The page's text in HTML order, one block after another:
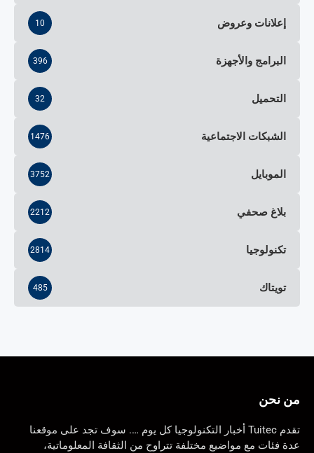
إعلانات وعروض 10
البرامج والأجهزة 396
التحميل 32
الشبكات الاجتماعية 1476
الموبايل 3752
بلاغ صحفي 2212
تكنولوجيا 2814
تويتاك 485
من نحن
تقدم Tuitec أخبار التكنولوجيا كل يوم …. سوف تجد على موقعنا
عدة فئات مع مواضيع مختلفة تتراوح من الثقافة المعلوماتية،